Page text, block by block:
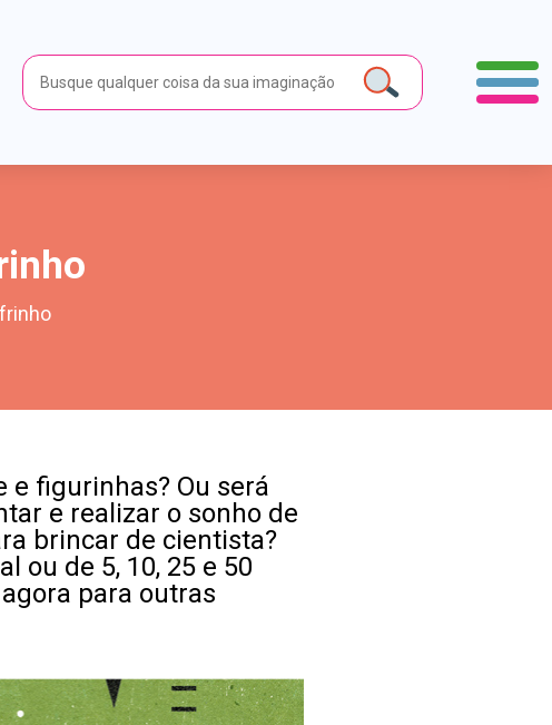
e figurinhas? Ou será
e realizar o sonho de
brincar de cientista?
ou de 5, 10, 25 e 50
para outras